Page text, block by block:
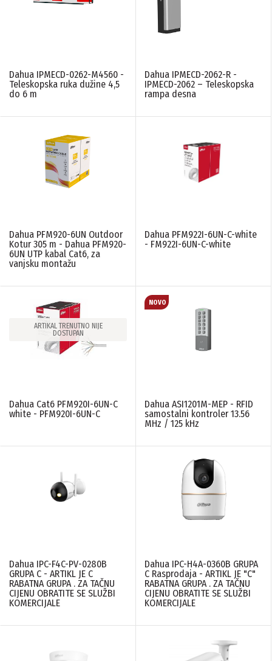
Interfonski sistemi(57)
Displeji
Alarmni sistemi(31)
Mrezna oprema(46)
Video nadzor (299)
Dahua IPMECD-0262-M4560 -
Teleskopska ruka dužine 4,5
do 6 m
Dahua IPMECD-2062-R -
IPMECD-2062 – Teleskopska
rampa desna
Dahua PFM920-6UN Outdoor
Kotur 305 m - Dahua PFM920-
6UN UTP kabal Cat6, za
vanjsku montažu
Dahua PFM922I-6UN-C-white
- FM922I-6UN-C-white
ARTIKAL TRENUTNO NIJE
DOSTUPAN
Dahua Cat6 PFM920I-6UN-C
white - PFM920I-6UN-C
Dahua ASI1201M-MEP - RFID
samostalni kontroler 13.56
MHz / 125 kHz
Dahua IPC-F4C-PV-0280B
GRUPA C - ARTIKL JE C
RABATNA GRUPA . ZA TAČNU
CIJENU OBRATITE SE SLUŽBI
KOMERCIJALE
Dahua IPC-H4A-0360B GRUPA
C Rasprodaja - ARTIKL JE "C"
RABATNA GRUPA . ZA TAČNU
CIJENU OBRATITE SE SLUŽBI
KOMERCIJALE